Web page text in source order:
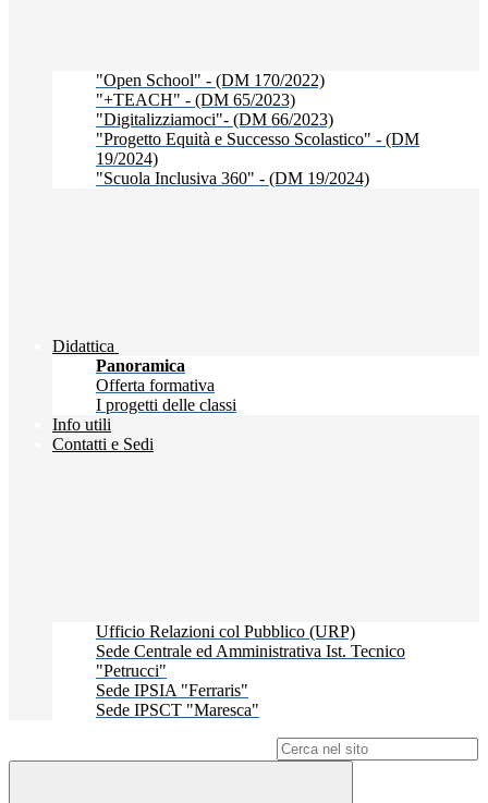
"Open School" - (DM 170/2022)
"+TEACH" - (DM 65/2023)
"Digitalizziamoci"- (DM 66/2023)
"Progetto Equità e Successo Scolastico" - (DM
19/2024)
"Scuola Inclusiva 360" - (DM 19/2024)
Didattica
Panoramica
Offerta formativa
I progetti delle classi
Info utili
Contatti e Sedi
Ufficio Relazioni col Pubblico (URP)
Sede Centrale ed Amministrativa Ist. Tecnico
"Petrucci"
Sede IPSIA "Ferraris"
Sede IPSCT "Maresca"